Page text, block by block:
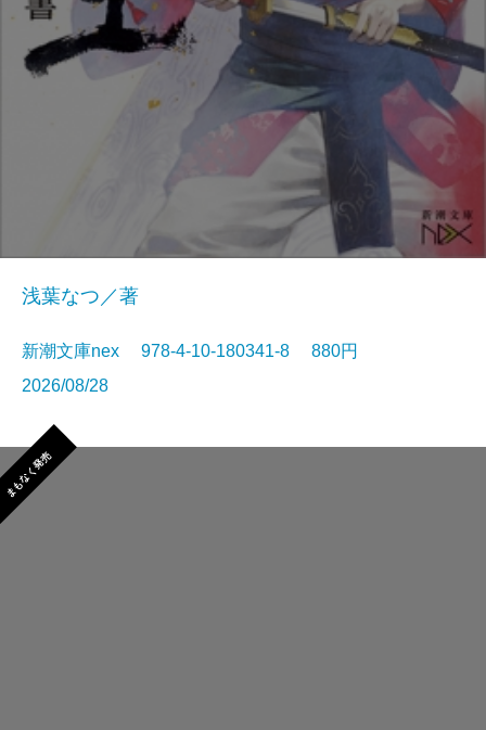
浅葉なつ／著
新潮文庫nex 978-4-10-180341-8 880円
2026/08/28
まもなく発売